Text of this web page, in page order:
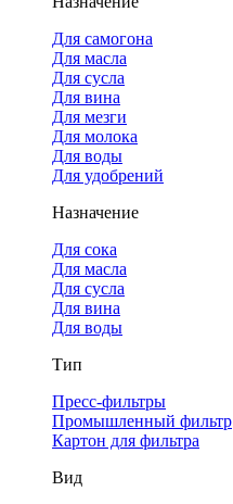
Для самогона
Для масла
Для сусла
Для вина
Для мезги
Для молока
Для воды
Для удобрений
Назначение
Для сока
Для масла
Для сусла
Для вина
Для воды
Тип
Пресс-фильтры
Промышленный фильтр
Картон для фильтра
Вид